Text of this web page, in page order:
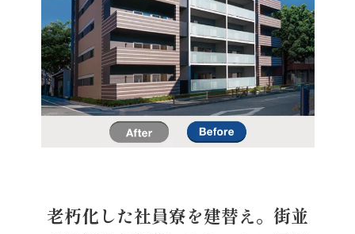
老朽化した社員寮を建替え。街並